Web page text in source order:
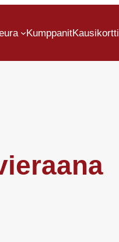
KumppanitKausikortti